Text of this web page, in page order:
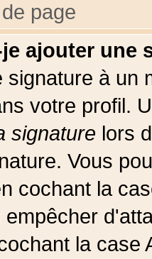
page
ajouter une
signature à un
votre profil.
signature lors
Vous
cochant la
la case